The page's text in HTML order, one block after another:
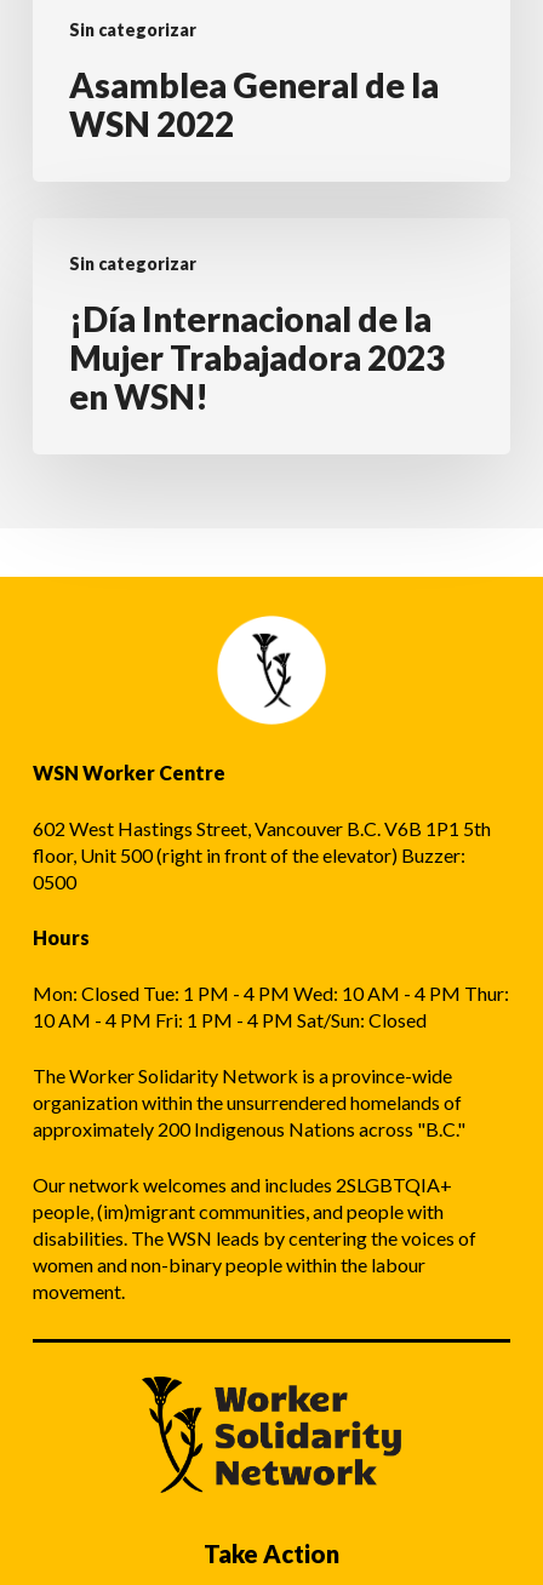
Sin categorizar
Asamblea General de la
WSN 2022
Sin categorizar
Internacional
Mujer
Trabajadora
¡Día Internacional de la
Mujer Trabajadora 2023
en WSN!
WSN Worker Centre
602 West Hastings Street, Vancouver B.C. V6B 1P1 5th
floor, Unit 500 (right in front of the elevator) Buzzer:
0500
Hours
Mon: Closed Tue: 1 PM - 4 PM Wed: 10 AM - 4 PM Thur:
10 AM - 4 PM Fri: 1 PM - 4 PM Sat/Sun: Closed
The Worker Solidarity Network is a province-wide
organization within the unsurrendered homelands of
approximately 200 Indigenous Nations across "B.C."
Our network welcomes and includes 2SLGBTQIA+
people, (im)migrant communities, and people with
disabilities. The WSN leads by centering the voices of
women and non-binary people within the labour
movement.
Take Action